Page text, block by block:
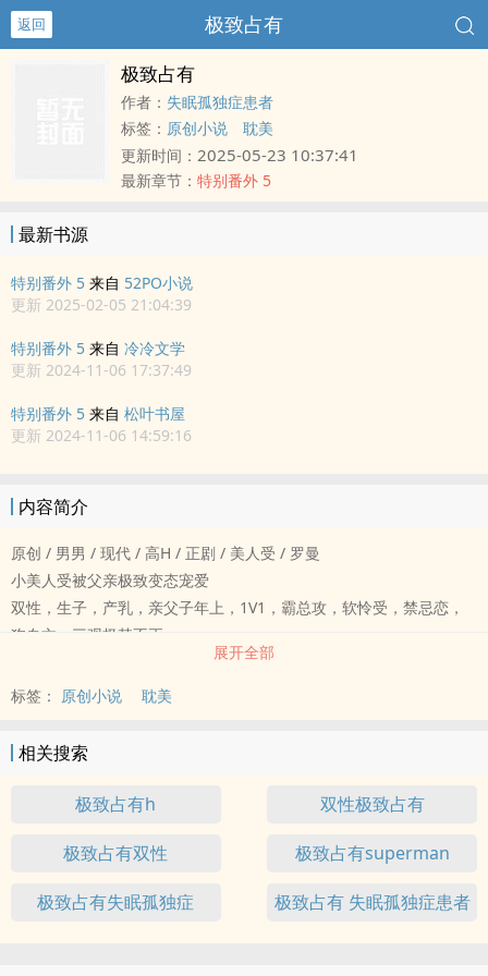
返回 极致占有
极致占有
作者： 失眠孤独症患者
标签： 原创小说
耽美
更新时间： 2025-05-23 10:37:41
最新章节： 特别番外 5
最新书源
特别番外 5 来自 52PO小说
更新 2025-02-05 21:04:39
特别番外 5 来自 冷冷文学
更新 2024-11-06 17:37:49
特别番外 5 来自 松叶书屋
更新 2024-11-06 14:59:16
内容简介
原创 / 男男 / 现代 / 高H / 正剧 / 美人受 / 罗曼
小美人受被父亲极致变态宠爱
双性，生子，产乳，亲父子年上，1V1，霸总攻，软怜受，禁忌恋，
狗血文，三观极其不正。
由于本人极爱父子play，脑洞很多，会不定时掉落番外，喜欢请收
藏。
开！
展开全部
标签： 原创小说 耽美
相关搜索
极致占有h 双性极致占有
极致占有双性 极致占有superman
极致占有失眠孤独症 极致占有 失眠孤独症患者